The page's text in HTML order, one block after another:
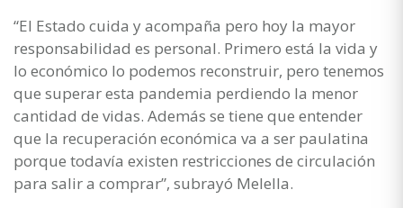
“El Estado cuida y acompaña pero hoy la mayor
responsabilidad es personal. Primero está la vida y
lo económico lo podemos reconstruir, pero tenemos
que superar esta pandemia perdiendo la menor
cantidad de vidas. Además se tiene que entender
que la recuperación económica va a ser paulatina
porque todavía existen restricciones de circulación
para salir a comprar”, subrayó Melella.